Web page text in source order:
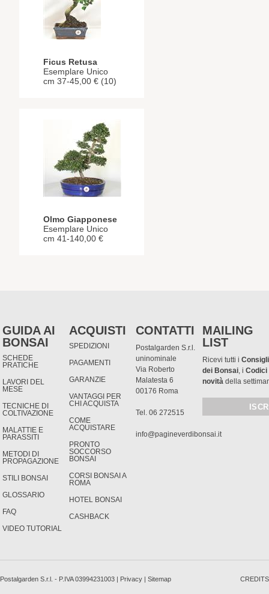
Ficus Retusa
Esemplare Unico
cm 37-45,00 € (10)
Olmo Giapponese
Esemplare Unico
cm 41-140,00 €
GUIDA AI
BONSAI
SCHEDE
PRATICHE
LAVORI DEL
MESE
TECNICHE DI
COLTIVAZIONE
MALATTIE E
PARASSITI
METODI DI
PROPAGAZIONE
STILI BONSAI
GLOSSARIO
FAQ
VIDEO TUTORIAL
ACQUISTI
SPEDIZIONI
PAGAMENTI
GARANZIE
VANTAGGI PER
CHI ACQUISTA
COME
ACQUISTARE
PRONTO
SOCCORSO
BONSAI
CORSI BONSAI A
ROMA
HOTEL BONSAI
CASHBACK
CONTATTI
Postalgarden S.r.l.
uninominale
Via Roberto
Malatesta 6
00176 Roma
Tel. 06 272515
info@pagineverdibonsai.it
MAILING
LIST
Ricevi tutti i
dei Bonsai, iCodici
novità della
Postalgarden S.r.l. - P.IVA 03994231003 | Privacy | Sitemap CREDITS